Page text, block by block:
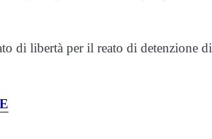
di libertà per il reato di detenzione di